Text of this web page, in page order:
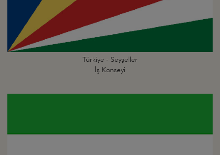
Türkiye - Seyşeller
İş Konseyi